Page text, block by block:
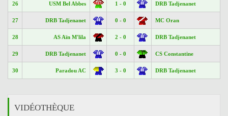
26 USM Bel Abbes 1 - 0 DRB Tadjenanet
27 DRB Tadjenanet 0 - 0 MC Oran
28 AS Aïn M'lila 2 - 0 DRB Tadjenanet
29 DRB Tadjenanet 0 - 0 CS Constantine
30 Paradou AC 3 - 0 DRB Tadjenanet
VIDÉOTHÈQUE